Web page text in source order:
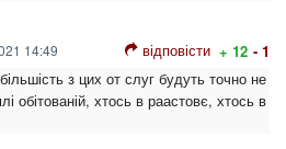
14:49 відповісти + 12 - 1
з цих от слуг будуть точно не
обітованій, хтось в раастовє, хтось в